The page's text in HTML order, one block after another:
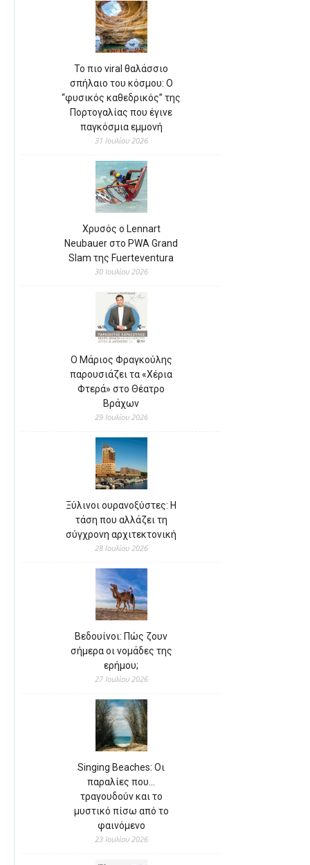
Το πιο viral θαλάσσιο
σπήλαιο του κόσμου: Ο
“φυσικός καθεδρικός” της
Πορτογαλίας που έγινε
παγκόσμια εμμονή
31 Ιουλίου 2026
Χρυσός ο Lennart
Neubauer στο PWA Grand
Slam της Fuerteventura
30 Ιουλίου 2026
Ο Μάριος Φραγκούλης
παρουσιάζει τα «Χέρια
Φτερά» στο Θέατρο
Βράχων
29 Ιουλίου 2026
Ξύλινοι ουρανοξύστες: Η
τάση που αλλάζει τη
σύγχρονη αρχιτεκτονική
28 Ιουλίου 2026
Βεδουίνοι: Πώς ζουν
σήμερα οι νομάδες της
ερήμου;
27 Ιουλίου 2026
Singing Beaches: Οι
παραλίες που…
τραγουδούν και το
μυστικό πίσω από το
φαινόμενο
23 Ιουλίου 2026